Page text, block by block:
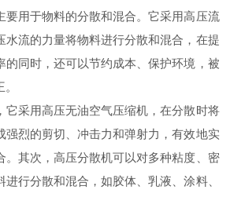
要用于物料的分散和混合。它采用高压流
水流的力量将物料进行分散和混合，在提
的同时，还可以节约成本、保护环境，被
采用高压无油空气压缩机，在分散时将
强烈的剪切、冲击力和弹射力，有效地实
。其次，高压分散机可以对多种粘度、密
行分散和混合，如胶体、乳液、涂料、